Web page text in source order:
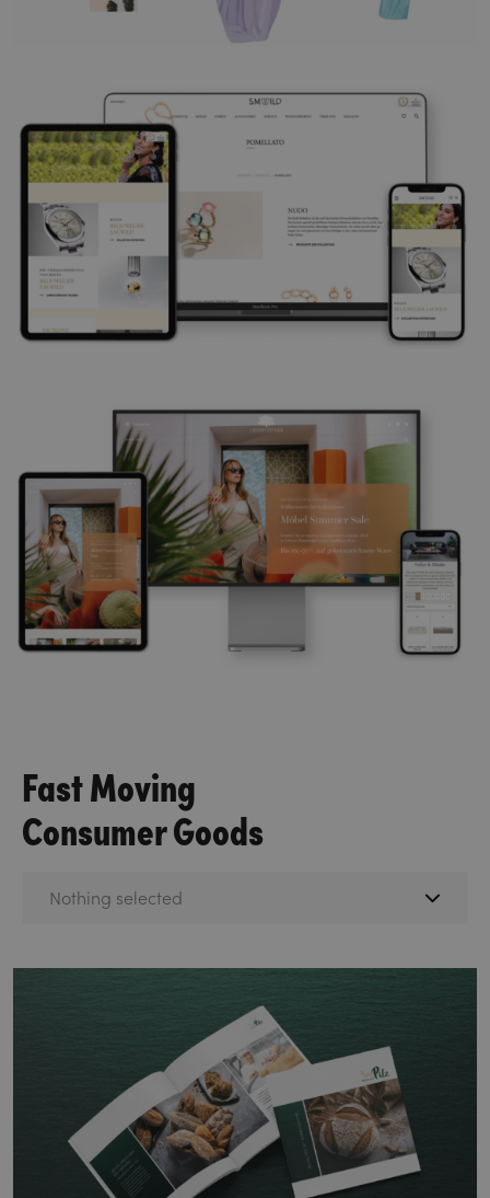
Fast Moving
Consumer Goods
Nothing selected